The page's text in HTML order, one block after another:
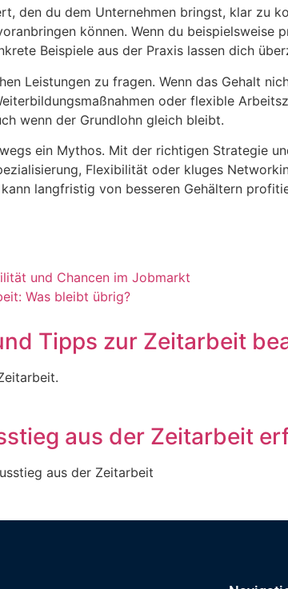
den du dem Unternehmen bringst, klar zu
können. Wenn du
Beispiele aus der Praxis lassen dich
Leistungen zu fragen. Wenn das Gehalt
oder flexible
wenn der Grundlohn gleich bleibt.
ein Mythos. Mit der richtigen Strategie
Flexibilität oder kluges
langfristig von besseren Gehältern
und Chancen im Jobmarkt
Was bleibt übrig?
Tipps zur Zeitarbeit
aus der Zeitarbeit
aus der Zeitarbeit